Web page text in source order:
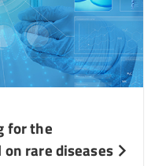
for the
rare diseases